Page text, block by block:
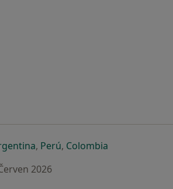
záložce
nové záložce
v nové záložce
se otevře v nové záložce
, Perúse otevře v nové záložce
, Colombiase otevře v
2026